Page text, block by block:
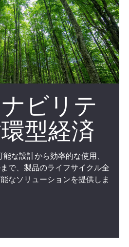
ビリテ
型経済
な設計から効率的な使用、
で、製品のライフサイクル全
なソリューションを提供しま